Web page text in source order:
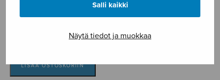
Salli kaikki
Näytä tiedot ja muokkaa
6,80€
määräLISÄÄ OSTOSKORIIN